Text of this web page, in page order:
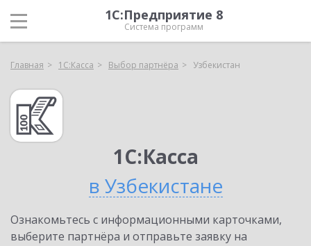
1С:Предприятие 8
Система программ
Главная 1С:Касса Выбор партнёра Узбекистан
1С:Касса
в Узбекистане
Ознакомьтесь с информационными карточками,
выберите партнёра и отправьте заявку на